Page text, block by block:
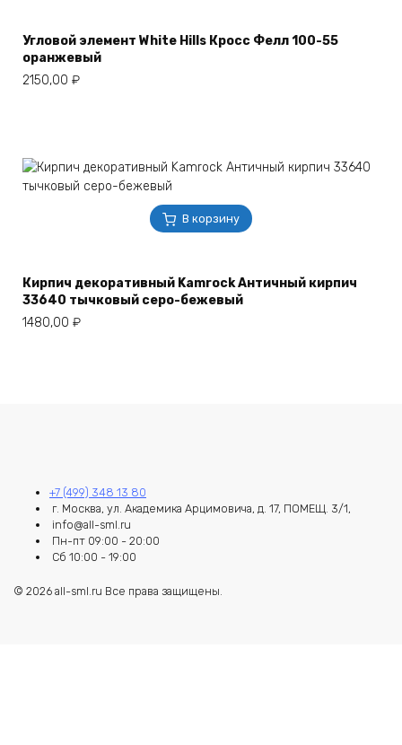
Угловой элемент White Hills Кросс Фелл 100-55
оранжевый
2150,00 ₽
В корзину
Кирпич декоративный Kamrock Античный кирпич
33640 тычковый серо-бежевый
1480,00 ₽
+7 (499) 348 13 80
г. Москва, ул. Академика Арцимовича, д. 17, ПОМЕЩ. 3/1,
info@all-sml.ru
Пн-пт 09:00 - 20:00
Сб 10:00 - 19:00
© 2026 all-sml.ru Все права защищены.